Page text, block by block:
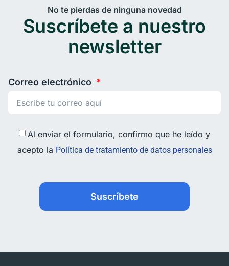
No te pierdas de ninguna novedad
Suscríbete a nuestro
newsletter
Correo electrónico
Al enviar el formulario, confirmo que he leído y
acepto la Política de tratamiento de datos personales
Suscríbete